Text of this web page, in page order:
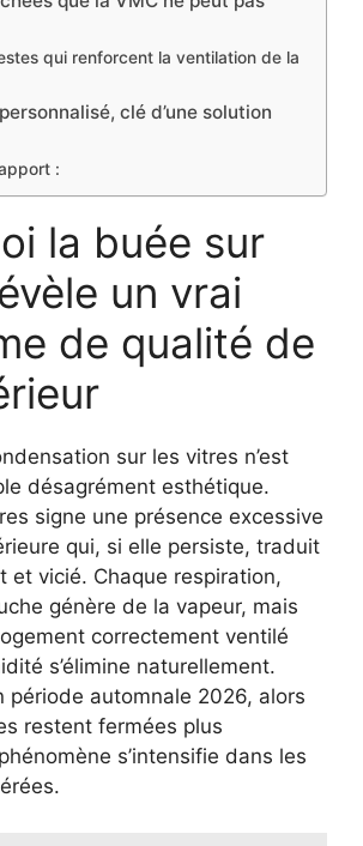
qui renforcent la ventilation de la
clé d’une solution
:
la buée sur
un vrai
de qualité de
sur les vitres n’est
désagrément esthétique.
signe une présence excessive
qui, si elle persiste, traduit
et vicié. Chaque respiration,
génère de la vapeur, mais
correctement ventilé
s’élimine naturellement.
période automnale 2026, alors
restent fermées plus
s’intensifie dans les